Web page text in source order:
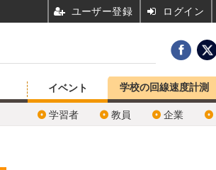
イベント
学習者 教員 企業
学校の回線速度計測
ユーザー登録 ログイン